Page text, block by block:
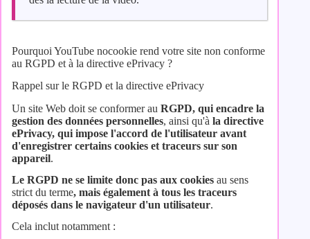
Pourquoi YouTube nocookie rend votre site non conforme
au RGPD et à la directive ePrivacy ?
Rappel sur le RGPD et la directive ePrivacy
Un site Web doit se conformer au RGPD, qui encadre la
gestion des données personnelles, ainsi qu'à la directive
ePrivacy, qui impose l'accord de l'utilisateur avant
d'enregistrer certains cookies et traceurs sur son
appareil.
Le RGPD ne se limite donc pas aux cookies au sens
strict du terme, mais également à tous les traceurs
déposés dans le navigateur d'un utilisateur.
Cela inclut notamment :